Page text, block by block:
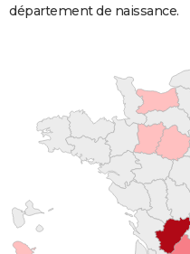
département de naissance.